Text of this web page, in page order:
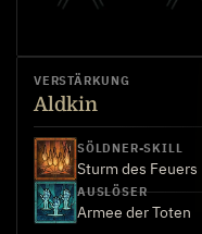
VERSTÄRKUNG
Aldkin
SÖLDNER-SKILL
Sturm des Feuers
AUSLÖSER
Armee der Toten